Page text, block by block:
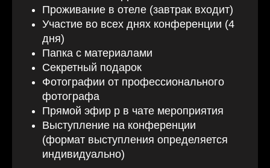
Проживание в отеле (завтрак входит)
Участие во всех днях конференции (4
дня)
Папка с материалами
Секретный подарок
Фотографии от профессионального
фотографа
Прямой эфир р в чате мероприятия
Выступление на конференции
(формат выступления определяется
индивидуально)